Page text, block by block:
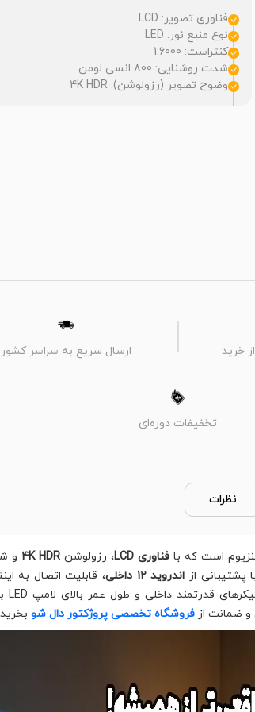
فناوری تصویر: LCD
نوع منبع نور: LED
کنتراست: 1:6000
شدت روشنایی: 800 انسی لومن
وضوح تصویر (رزولوشن): 4K HDR
خرید ارسال سریع به سراسر کشور
تخفیفات دوره‌ای
نظرات
است که با فناوری LCD ، رزولوشن4K HDR و
پشتیبانی از اندروید 12 داخلی
ضمانت از فروشگاه تخصصی پروژکتور دال شو